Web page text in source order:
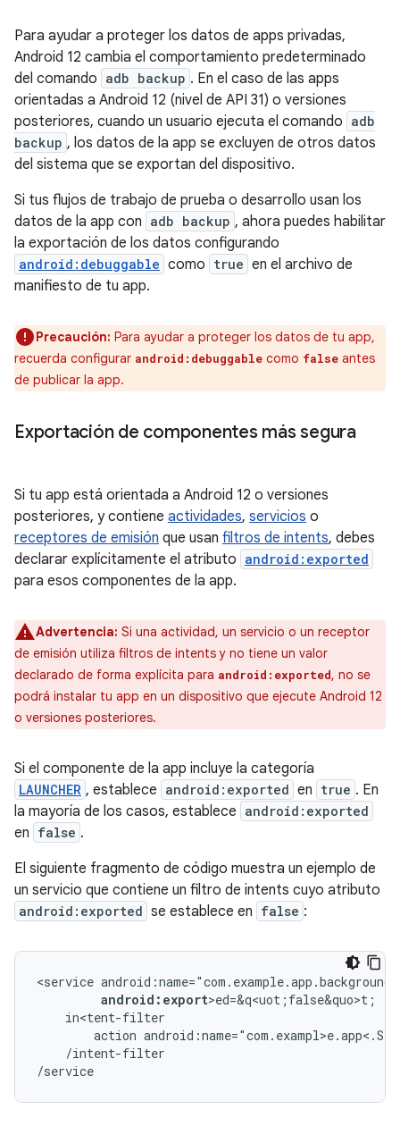
Para ayudar a proteger los datos de apps privadas,
Android 12 cambia el comportamiento predeterminado
del comando adb backup . En el caso de las apps
orientadas a Android 12 (nivel de API 31) o versiones
posteriores, cuando un usuario ejecuta el comando adb
backup , los datos de la app se excluyen de otros datos
del sistema que se exportan del dispositivo.
Si tus flujos de trabajo de prueba o desarrollo usan los
datos de la app con adb backup , ahora puedes habilitar
la exportación de los datos configurando
android:debuggable como true en el archivo de
manifiesto de tu app.
Precaución: Para ayudar a proteger los datos de tu app,
recuerda configurar android:debuggable como false antes
de publicar la app.
Exportación de componentes más segura
Si tu app está orientada a Android 12 o versiones
posteriores, y contiene actividades, servicios o
receptores de emisión que usan filtros de intents, debes
declarar explícitamente el atributo android:exported
para esos componentes de la app.
Advertencia: Si una actividad, un servicio o un receptor
de emisión utiliza filtros de intents y no tiene un valor
declarado de forma explícita para android:exported, no se
podrá instalar tu app en un dispositivo que ejecute Android 12
o versiones posteriores.
Si el componente de la app incluye la categoría
LAUNCHER , establece android:exported en true . En
la mayoría de los casos, establece android:exported
en false .
El siguiente fragmento de código muestra un ejemplo de
un servicio que contiene un filtro de intents cuyo atributo
android:exported se establece en false :
<service
android:export
action
/intent-filter
/service